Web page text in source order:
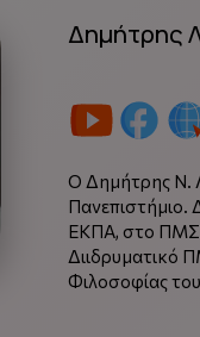
Δημήτρης
O Δημήτρης Ν.
Πανεπι­στήμιο.
ΕΚΠΑ, στο ΠΜΣ
Διιδρυματικό
Φιλοσοφίας